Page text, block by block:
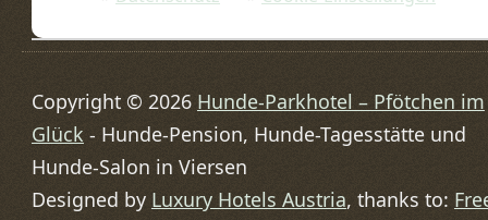
Copyright © 2026 Hunde-Parkhotel – Pfötchen im
Glück - Hunde-Pension, Hunde-Tagesstätte und
Hunde-Salon in Viersen
Designed by Luxury Hotels Austria, thanks to: